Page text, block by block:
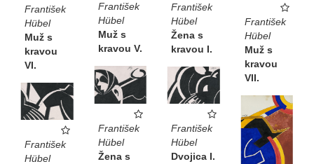
František
Hübel
Muž s
kravou V.
František
Hübel
Muž s
kravou
VI.
František
Hübel
Muž s
kravou
VII.
František
Hübel
Žena s
kravou I.
František
Hübel
Žena s
František
Hübel
Dvojica I.
František
Hübel